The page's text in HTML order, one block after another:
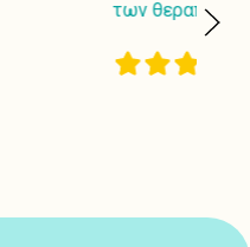
εντυπωσιακή!
Μ.Ζ. • Άμστερνταμ